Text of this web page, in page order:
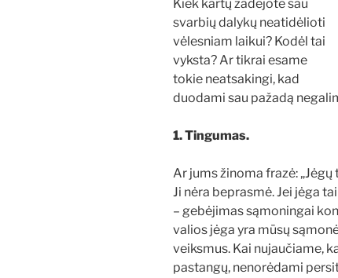
Kiek kartų žadėjote sau
svarbių dalykų neatidėlioti
vėlesniam laikui? Kodėl tai
vyksta? Ar tikrai esame
tokie neatsakingi, kad
duodami sau pažadą
1. Tingumas.
Ar jums žinoma frazė:
Ji nėra beprasmė. Jei jėga
– gebėjimas sąmoningai
valios jėga yra mūsų
veiksmus. Kai nujaučiame,
pastangų, nenorėdami